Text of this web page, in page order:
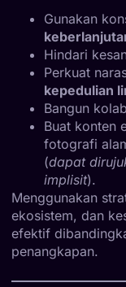
Gunakan
Hindari
Perkuat
kepedulian
Bangun
Buat konten
fotografi
(dapat
implisit).
Menggunakan
ekosistem, dan
efektif
penangkapan.